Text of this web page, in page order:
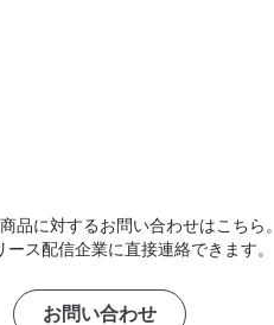
品に対するお問い合わせはこちら。
ース配信企業に直接連絡できます。
お問い合わせ